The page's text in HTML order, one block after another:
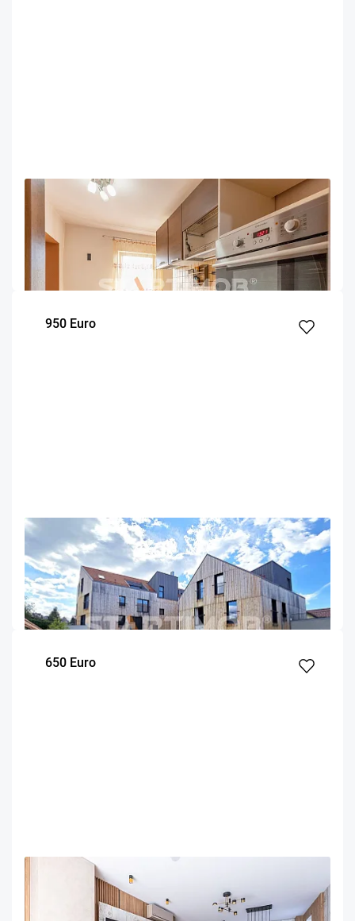
OFERTA NOUA EXCLUSIVITATE COMISION 50%
Apartament 3 camere cu parcare zona Scriitorilor
Brasov
2
dormitoare
3
Etaj
950 Euro
OFERTA NOUA EXCLUSIVITATE COMISION 50%
Apartament cu boxa si parcare subterana M99
Brasov
81.5
m²
2
dormitoare
2
Etaj
650 Euro
OFERTA NOUA
Apartament mobilat cu parcare Urban Plaza